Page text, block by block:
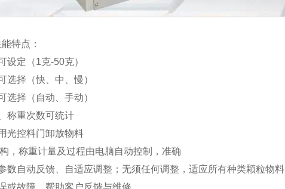
特点：
设定（1克-50克）
选择（快、中、慢）
选择（自动、手动）
称重次数可统计
光控料门卸放物料
，称重计量及过程由电脑自动控制，准确
数自动反馈、自适应调整；无须任何调整，适应所有种类颗粒物料
或故障，帮助客户反馈与维修